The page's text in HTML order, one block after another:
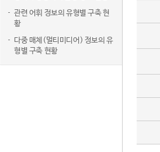
관련 어휘 정보의 유형별 구축 현
황
다중 매체(멀티미디어) 정보의 유
형별 구축 현황